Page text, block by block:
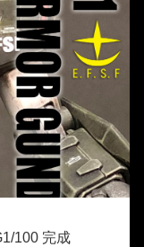
100 完成